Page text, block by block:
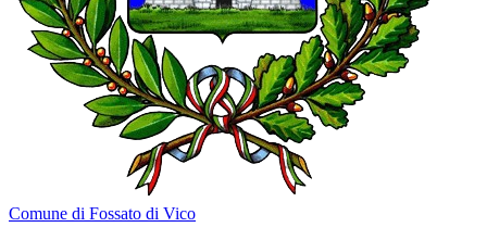
Comune di Fossato di Vico